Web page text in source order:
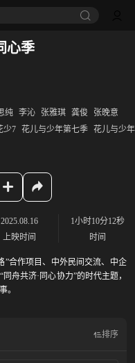
心季
纯 李沁 张雅琪 龚俊
张晚意
少7 花儿与少年第七季 花儿与少
2025.08.16
上映时间
1小时10分12秒
时间
作项目、中外民间交流、中企
舟共济·同心协力”的时代主题，
。
排序